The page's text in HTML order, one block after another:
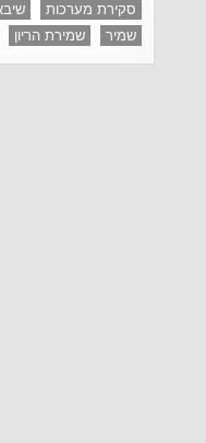
סקירת מערכות
שמיר
שמירת הריון